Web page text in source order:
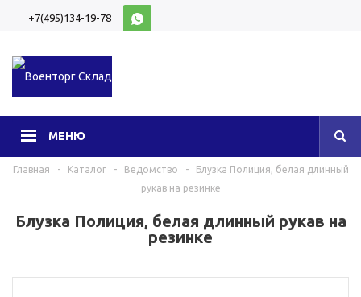
+7(495)134-19-78
МЕНЮ
Главная - Каталог - Ведомство -
Блузка Полиция, белая длинный
рукав на резинке
Блузка Полиция, белая длинный рукав на
резинке